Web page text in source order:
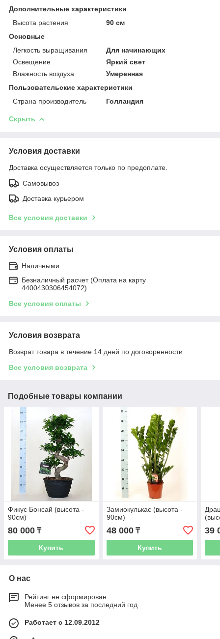
Дополнительные характеристики
Высота растения
90 см
Основные
Легкость выращивания
Для начинающих
Освещение
Яркий свет
Влажность воздуха
Умеренная
Пользовательские характеристики
Страна производитель
Голландия
Скрыть
Условия доставки
Доставка осуществляется только по предоплате.
Самовывоз
Доставка курьером
Все условия доставки
Условия оплаты
Наличными
Безналичный расчет (Оплата на карту
4400430306454072)
Все условия оплаты
Условия возврата
Возврат товара в течение 14 дней по договоренности
Все условия возврата
Подобные товары компании
Фикус Бонсай (высота -
90см)
80 000 ₸
Купить
Замиокулькас (высота -
90см)
48 000₸
Купить
39
О нас
Рейтинг не сформирован
Менее 5 отзывов за последний год
Работает с 12.09.2012